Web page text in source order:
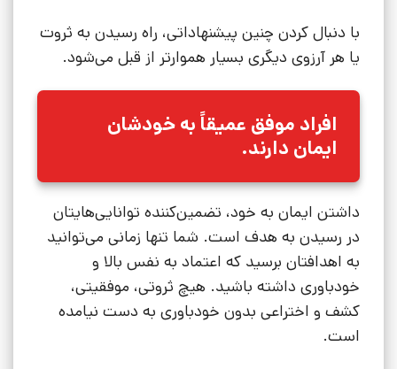
با دنبال کردن چنین پیشنهاداتی، راه رسیدن به ثروت
یا هر آرزوی دیگری بسیار هموارتر از قبل می‌شود.
افراد موفق عمیقاً به خودشان
ایمان دارند.
داشتن ایمان به خود، تضمین‌کننده توانایی‌هایتان
در رسیدن به هدف است. شما تنها زمانی می‌توانید
به اهدافتان برسید که اعتماد به نفس بالا و
خودباوری داشته باشید. هیچ ثروتی، موفقیتی،
کشف و اختراعی بدون خودباوری به دست نیامده
است.